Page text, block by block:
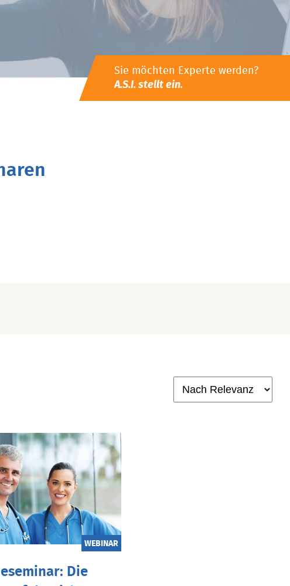
Sie möchten Experte werden?
A.S.I. stellt ein.
WEBINAR
Die